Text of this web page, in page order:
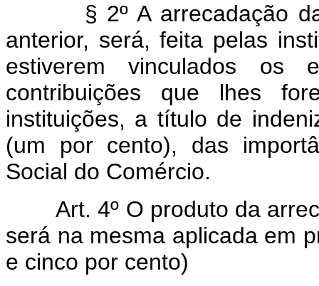
§ 2º A arrecadação da
anterior, será, feita pelas
estiverem vinculados os
contribuições que lhes
instituições, a título de
(um por cento), das
Social do Comércio.
Art. 4º O produto da
será na mesma aplicada em
e cinco por cento)